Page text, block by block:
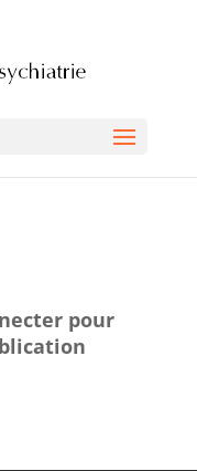
pour